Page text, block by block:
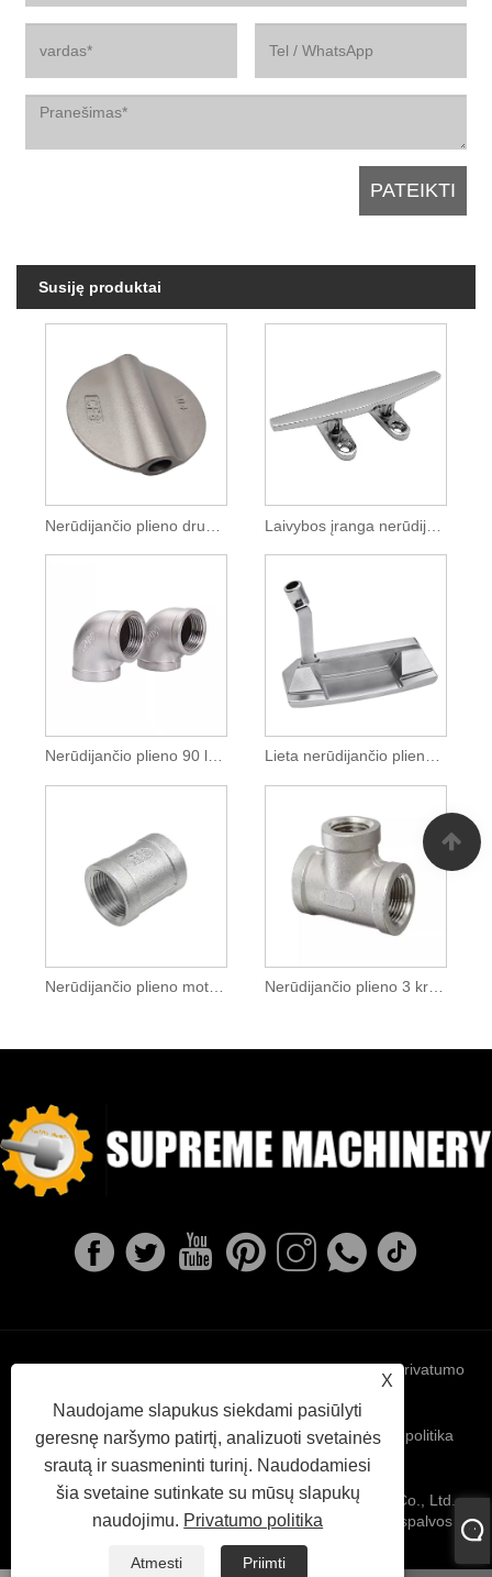
Susiję produktai
Nerūdijančio plieno 90 laipsnių alkūnė Lieta nerūdijančio plieno golfo galvutė
Nerūdijančio plieno moteriška srieginė mova Nerūdijančio plieno 3 krypčių T vamzdžio sujungimo jungtis
X
Naudojame slapukus siekdami pasiūlyti
geresnę naršymo patirtį, analizuoti svetainės
srautą ir suasmeninti turinį. Naudodamiesi
šia svetaine sutinkate su mūsų slapukų
naudojimu. Privatumo politika
Atmesti Priimti
Links Sitemap RSS XML Privatumo
politika
Autorinės teisės © 2022 Ningbo Supreme Machinery Co., Ltd. -
Kalios geležies liejimas, investavimo liejimas, pilkos spalvos
geležies liejimas - visos teisės saugomos.